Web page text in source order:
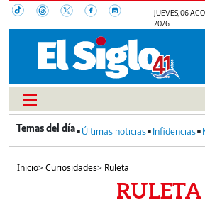
JUEVES, 06
2026
Últimas noticias Infidencias
Inicio>Curiosidades> Ruleta
RULETA